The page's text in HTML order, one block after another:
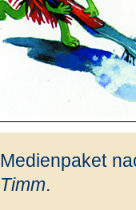
Medienpaket
Timm.